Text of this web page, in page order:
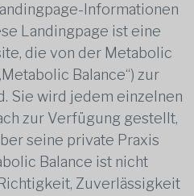
Informationen
Landingpage ist eine
die von der Metabolic
Balance“) zur
Sie wird jedem einzelnen
zur Verfügung gestellt,
seine private Praxis
Balance ist nicht
Zuverlässigkeit